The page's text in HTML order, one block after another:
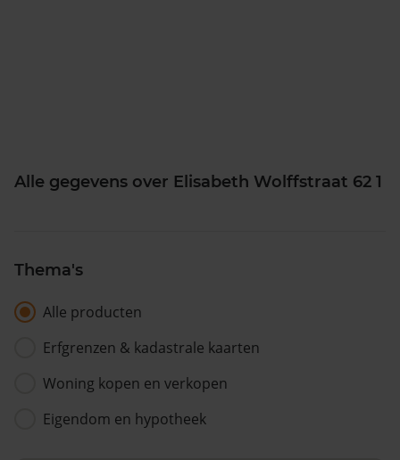
Alle gegevens over Elisabeth Wolffstraat 62 1
Thema's
Alle producten
Erfgrenzen & kadastrale kaarten
Woning kopen en verkopen
Eigendom en hypotheek